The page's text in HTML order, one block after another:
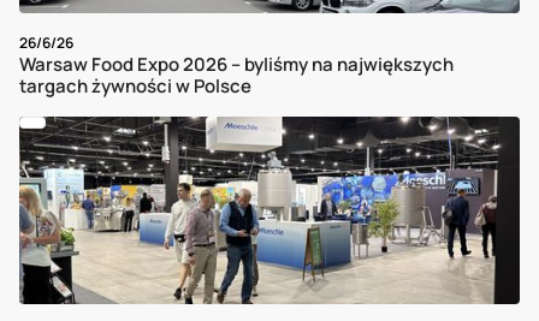
26/6/26
Warsaw Food Expo 2026 – byliśmy na największych
targach żywności w Polsce